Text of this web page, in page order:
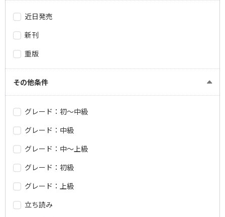
近日発売
新刊
重版
その他条件
グレード：初～中級
グレード：中級
グレード：中～上級
グレード：初級
グレード：上級
立ち読み